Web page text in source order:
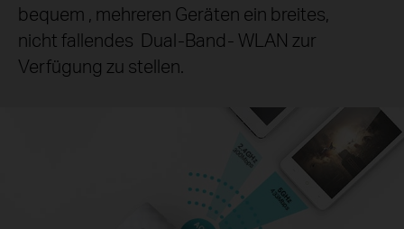
bequem , mehreren Geräten ein breites,
nicht fallendes Dual-Band-WLAN zur
Verfügung zu stellen.